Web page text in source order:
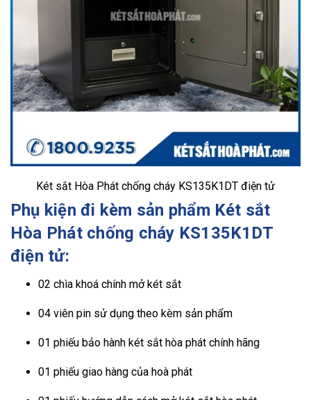
Két sắt Hòa Phát chống cháy KS135K1DT điện tử
Phụ kiện đi kèm sản phẩm Két sắt
Hòa Phát chống cháy KS135K1DT
điện tử:
02 chìa khoá chính mở két sắt
04 viên pin sử dụng theo kèm sản phẩm
01 phiếu bảo hành két sắt hòa phát chính hãng
01 phiếu giao hàng của hoà phát